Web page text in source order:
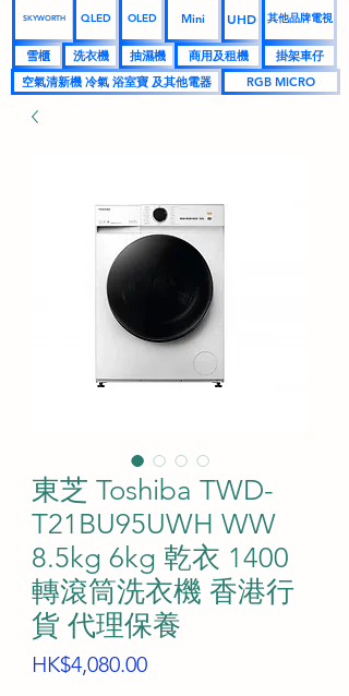
SKYWORTH QLED OLED Mini UHD 其他品牌電視
雪櫃 洗衣機 抽濕機 商用及租機
掛架車仔
空氣清新機 冷氣 浴室寶 及其他電器
RGB MICRO
東芝 Toshiba TWD-
T21BU95UWH WW
8.5kg 6kg 乾衣 1400
轉滾筒洗衣機 香港行
貨 代理保養
HK$4,080.00價